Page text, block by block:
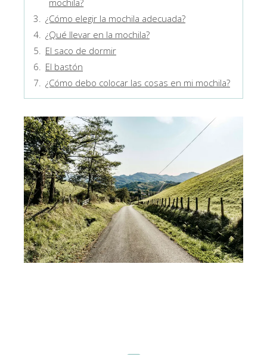
mochila?
¿Cómo elegir la mochila adecuada?
¿Qué llevar en la mochila?
El saco de dormir
El bastón
¿Cómo debo colocar las cosas en mi mochila?